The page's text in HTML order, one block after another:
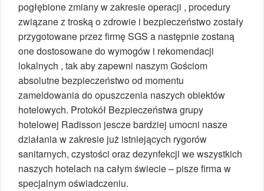
pogłębione zmiany w zakresie operacji , procedury
związane z troską o zdrowie i bezpieczeństwo zostały
przygotowane przez firmę SGS a następnie zostaną
one dostosowane do wymogów i rekomendacji
lokalnych , tak aby zapewni naszym Gościom
absolutne bezpieczeństwo od momentu
zameldowania do opuszczenia naszych obiektów
hotelowych. Protokół Bezpieczeństwa grupy
hotelowej Radisson jescze bardziej umocni nasze
działania w zakresie już istniejących rygorów
sanitarnych, czystości oraz dezynfekcji we wszystkich
naszych hotelach na całym świecie – pisze firma w
specjalnym oświadczeniu.